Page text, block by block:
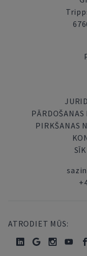
PIRKŠANAS
ATRODIET MŪS: